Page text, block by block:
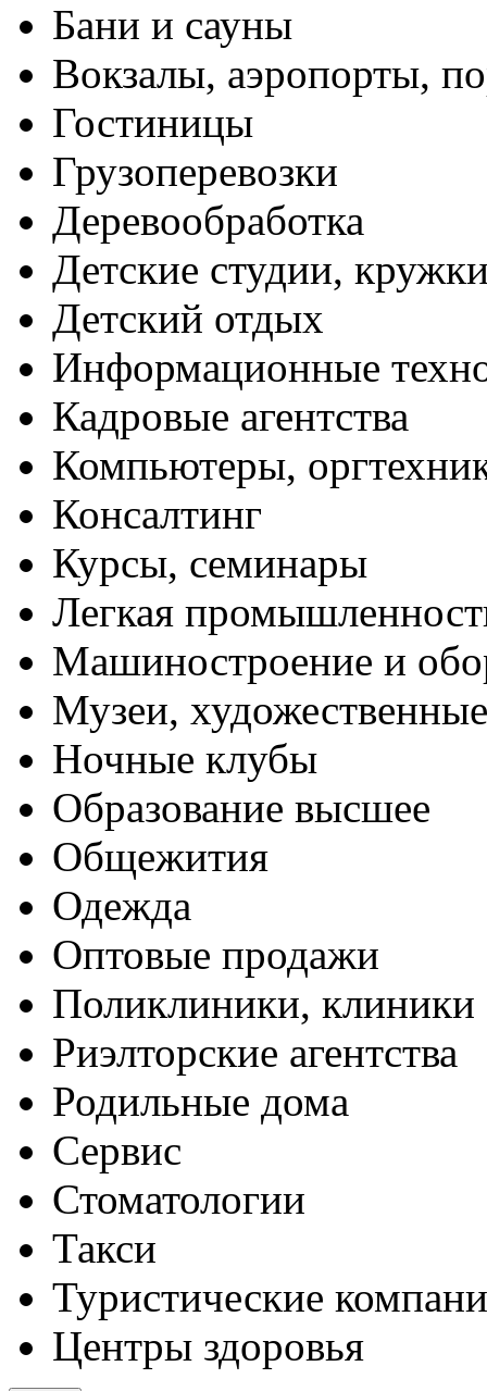
Бани и сауны
Вокзалы, аэропорты,
Гостиницы
Грузоперевозки
Деревообработка
Детские студии,
Детский отдых
Информационные
Кадровые агентства
Компьютеры,
Консалтинг
Курсы, семинары
Легкая
Машиностроение и
Музеи,
Ночные клубы
Образование высшее
Общежития
Одежда
Оптовые продажи
Поликлиники, клиники
Риэлторские агентства
Родильные дома
Сервис
Стоматологии
Такси
Туристические
Центры здоровья